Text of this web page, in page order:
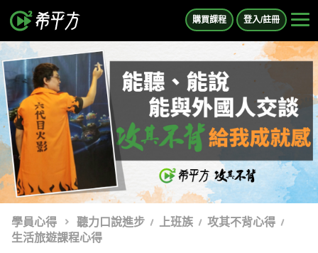
購買課程 登入/註冊
學員心得 聽力口說進步 上班族
攻其不背心得
生活旅遊課程心得